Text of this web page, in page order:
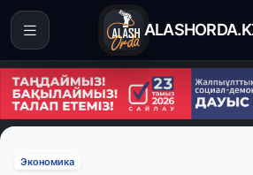
Экономика